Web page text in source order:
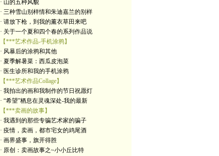
· 山的五种风貌
· 三种雪山别样情和朱迪嘉兰的别样
· 请放下枪，到我的薰衣草田来吧
· 关于一个夏和四个春的系列作品说
【***艺术作品-手机涂鸦】
· 风暴后的涂鸦和其他
· 夏季解暑菜：西瓜皮泡菜
· 医生诊所和我的手机涂鸦
【***艺术作品Collage】
· 我拍出的画和我制作的节日祝愿灯
· “希望”栖息在灵魂深处-我的最新
【***卖画的故事】
· 我遇到的那些专骗艺术家的骗子
· 疫情，卖画，都市宅女的鸡尾酒
· 画界盛事，旗开得胜
· 原创：卖画故事之~小小丘比特